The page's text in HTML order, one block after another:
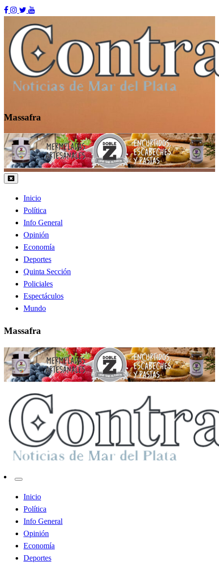
Skip
content
Contraste MDP
Massafra
Inicio
Política
Info General
Opinión
Economía
Deportes
Quinta Sección
Policiales
Espectáculos
Mundo
Massafra
Contraste MDP
Inicio
Política
Info General
Opinión
Economía
Deportes